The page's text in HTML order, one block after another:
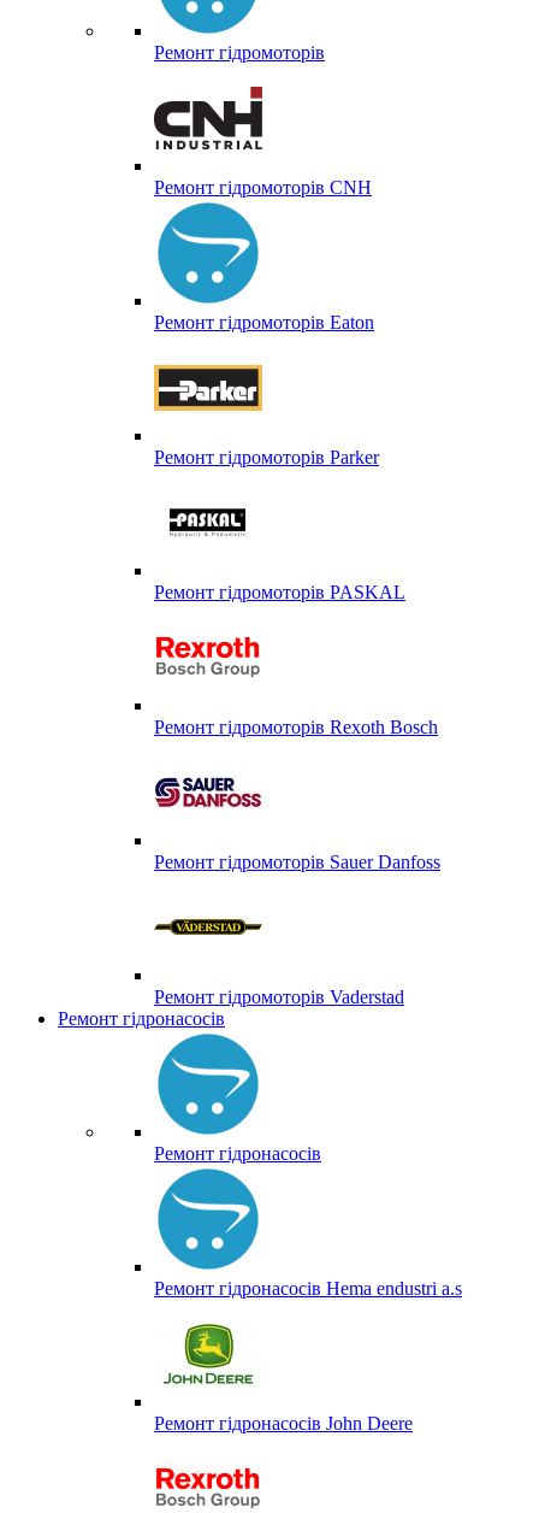
Ремонт гідромоторів
Ремонт гідромоторів CNH
Ремонт гідромоторів Eaton
Ремонт гідромоторів Parker
Ремонт гідромоторів PASKAL
Ремонт гідромоторів Rexoth Bosch
Ремонт гідромоторів Sauer Danfoss
Ремонт гідромоторів Vaderstad
Ремонт гідронасосів
Ремонт гідронасосів
Ремонт гідронасосів Hema endustri a.s
Ремонт гідронасосів John Deere